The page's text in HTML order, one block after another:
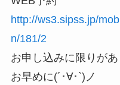
http://ws3.sipss.jp/
n/181/2
お申し込みに限りが
お早めに(´･∀･`)ノ